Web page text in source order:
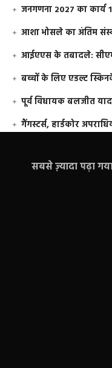
जनगणना 2027 का कार्य
आशा भोसले का अंतिम
आईएएस के तबादले:
बच्चों के लिए एडल्ट
पूर्व विधायक बलजीत
गैंगस्टर्स, हार्डकोर
सबसे ज़्यादा पढ़ा